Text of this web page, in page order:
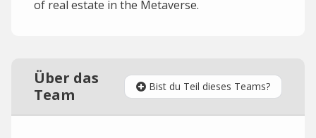
of real estate in the Metaverse.
Über das
Team
Bist du Teil dieses Teams?